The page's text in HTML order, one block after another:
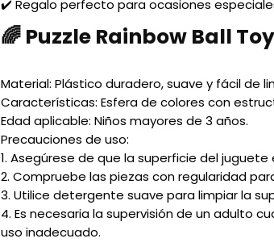
✔️ Regalo perfecto para ocasiones
🌈 Puzzle Rainbow Ball
Material: Plástico duradero, suave y fácil de
Características: Esfera de colores con
Edad aplicable: Niños mayores de 3 años.
Precauciones de uso:
1. Asegúrese de que la superficie del
2. Compruebe las piezas con regularidad
3. Utilice detergente suave para limpiar la
4. Es necesaria la supervisión de un adulto
uso inadecuado.